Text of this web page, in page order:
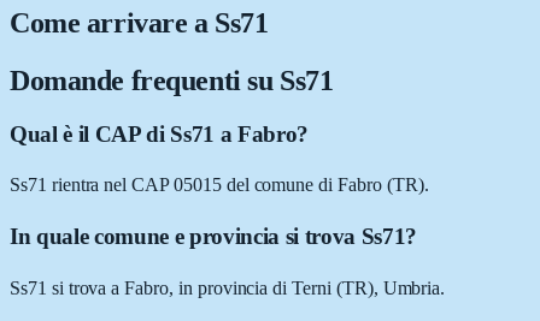
Come arrivare a Ss71
Domande frequenti su Ss71
Qual è il CAP di Ss71 a Fabro?
Ss71 rientra nel CAP 05015 del comune di Fabro (TR).
In quale comune e provincia si trova Ss71?
Ss71 si trova a Fabro, in provincia di Terni (TR), Umbria.